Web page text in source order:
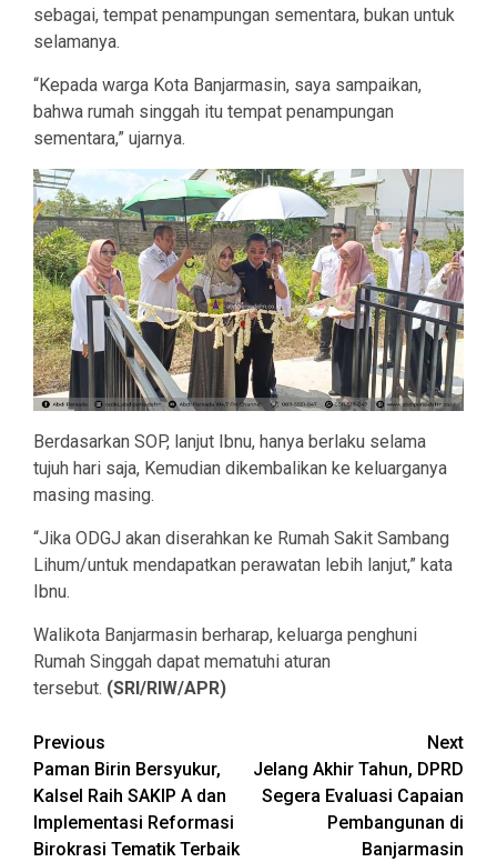
sebagai, tempat penampungan sementara, bukan untuk
selamanya.
“Kepada warga Kota Banjarmasin, saya sampaikan,
bahwa rumah singgah itu tempat penampungan
sementara,” ujarnya.
Berdasarkan SOP, lanjut Ibnu, hanya berlaku selama
tujuh hari saja, Kemudian dikembalikan ke keluarganya
masing masing.
“Jika ODGJ akan diserahkan ke Rumah Sakit Sambang
Lihum/untuk mendapatkan perawatan lebih lanjut,” kata
Ibnu.
Walikota Banjarmasin berharap, keluarga penghuni
Rumah Singgah dapat mematuhi aturan
tersebut. (SRI/RIW/APR)
Continue
Reading
Previous
Paman Birin Bersyukur,
Kalsel Raih SAKIP A dan
Implementasi Reformasi
Birokrasi Tematik Terbaik
Next
Jelang Akhir Tahun, DPRD
Segera Evaluasi Capaian
Pembangunan di
Banjarmasin